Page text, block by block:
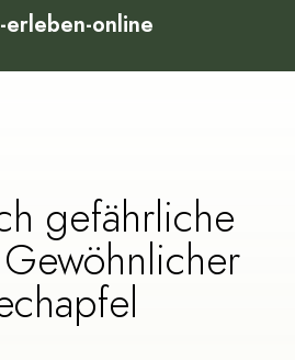
erleben-online
gefährliche